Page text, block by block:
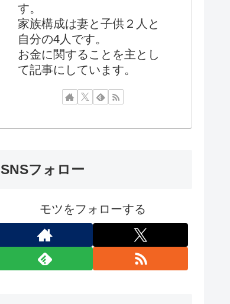
す。
家族構成は妻と子供２人と
自分の4人です。
お金に関することを主とし
て記事にしています。
SNSフォロー
モツをフォローする